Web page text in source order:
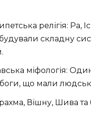
релігія: Ра,
будували складну
міфологія:
що мали
Вішну, Шива та